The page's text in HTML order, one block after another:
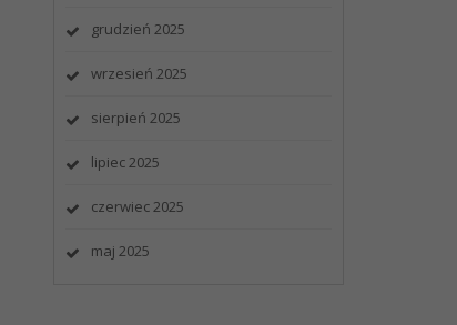
grudzień 2025
wrzesień 2025
sierpień 2025
lipiec 2025
czerwiec 2025
maj 2025